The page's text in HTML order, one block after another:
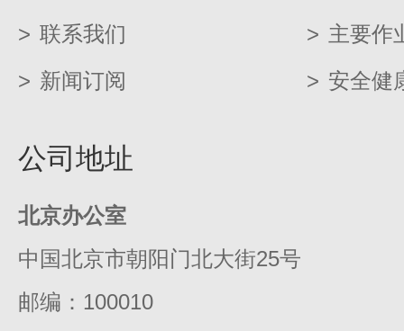
> 联系我们 > 主要作
> 新闻订阅 > 安全健
公司地址
北京办公室
中国北京市朝阳门北大街25号
邮编：100010